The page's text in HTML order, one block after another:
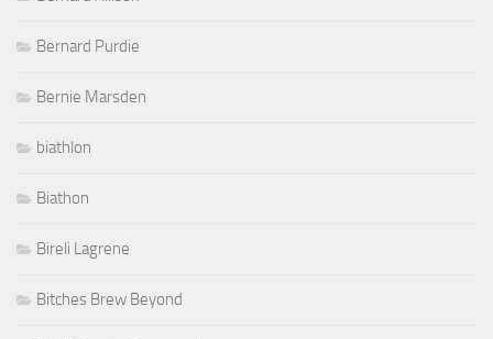
Bernard Purdie
Bernie Marsden
biathlon
Biathon
Bireli Lagrene
Bitches Brew Beyond